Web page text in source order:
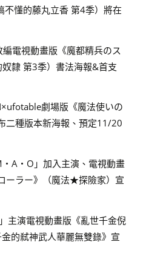
不懂的藤丸立香 第4季）將在
電視動畫版《魔都精兵のス
隸 第3季）書法海報&首支
劇場版《魔法使いの
二種版本新海報、預定11/20
A・O」加入主演、電視動畫
ーラー》（魔法★探險家）宣
主演電視動畫版《亂世千金倪
的弒神武人華麗無雙錄》宣